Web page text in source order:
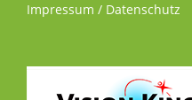
Impressum / Datenschutz